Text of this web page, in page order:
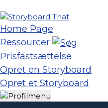
Home Page
Ressourcer
Prisfastsættelse
Opret en Storyboard
Opret et Storyboard